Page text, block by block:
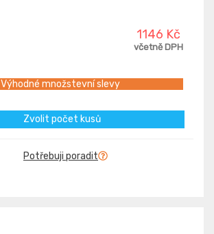
1146 Kč
včetně DPH
Výhodné množstevní slevy
Zvolit počet kusů
Potřebuji poradit